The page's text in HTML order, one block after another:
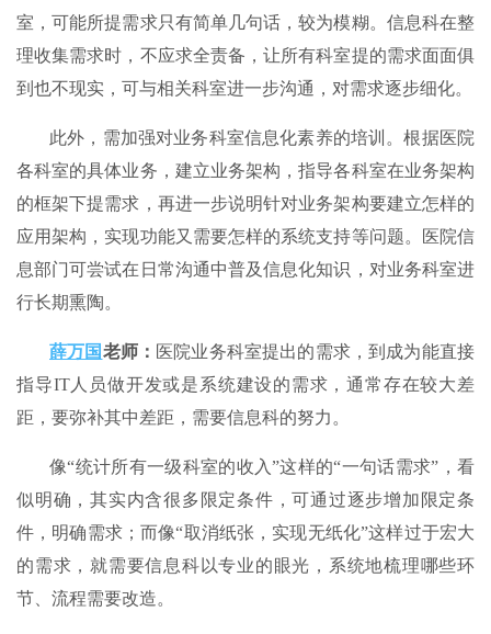
室，可能所提需求只有简单几句话，较为模糊。信息科在整
理收集需求时，不应求全责备，让所有科室提的需求面面俱
到也不现实，可与相关科室进一步沟通，对需求逐步细化。
此外，需加强对业务科室信息化素养的培训。根据医院
各科室的具体业务，建立业务架构，指导各科室在业务架构
的框架下提需求，再进一步说明针对业务架构要建立怎样的
应用架构，实现功能又需要怎样的系统支持等问题。医院信
息部门可尝试在日常沟通中普及信息化知识，对业务科室进
行长期熏陶。
薛万国老师： 医院业务科室提出的需求，到成为能直接
指导IT人员做开发或是系统建设的需求，通常存在较大差
距，要弥补其中差距，需要信息科的努力。
像“统计所有一级科室的收入”这样的“一句话需求”，看
似明确，其实内含很多限定条件，可通过逐步增加限定条
件，明确需求；而像“取消纸张，实现无纸化”这样过于宏大
的需求，就需要信息科以专业的眼光，系统地梳理哪些环
节、流程需要改造。